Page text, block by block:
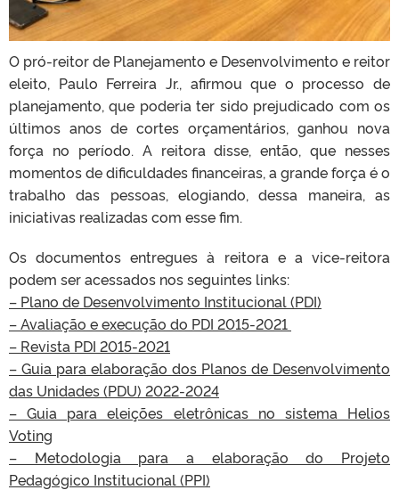
O pró-reitor de Planejamento e Desenvolvimento e reitor
eleito, Paulo Ferreira Jr., afirmou que o processo de
planejamento, que poderia ter sido prejudicado com os
últimos anos de cortes orçamentários, ganhou nova
força no período. A reitora disse, então, que nesses
momentos de dificuldades financeiras, a grande força é o
trabalho das pessoas, elogiando, dessa maneira, as
iniciativas realizadas com esse fim.
Os documentos entregues à reitora e a vice-reitora
podem ser acessados nos seguintes links:
– Plano de Desenvolvimento Institucional (PDI)
– Avaliação e execução do PDI 2015-2021
– Revista PDI 2015-2021
– Guia para elaboração dos Planos de Desenvolvimento
das Unidades (PDU) 2022-2024
– Guia para eleições eletrônicas no sistema Helios
Voting
– Metodologia para a elaboração do Projeto
Pedagógico Institucional (PPI)